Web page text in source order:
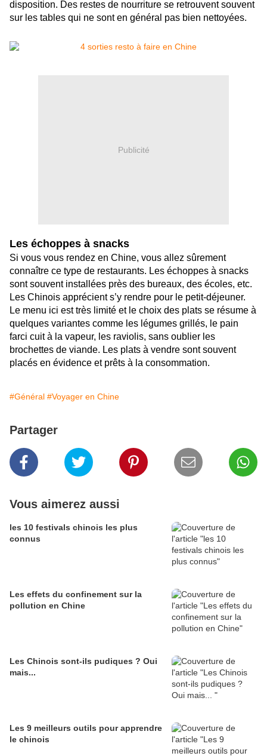
disposition. Des restes de nourriture se retrouvent souvent
sur les tables qui ne sont en général pas bien nettoyées.
Publicité
Les échoppes à snacks
Si vous vous rendez en Chine, vous allez sûrement
connaître ce type de restaurants. Les échoppes à snacks
sont souvent installées près des bureaux, des écoles, etc.
Les Chinois apprécient s’y rendre pour le petit-déjeuner.
Le menu ici est très limité et le choix des plats se résume à
quelques variantes comme les légumes grillés, le pain
farci cuit à la vapeur, les raviolis, sans oublier les
brochettes de viande. Les plats à vendre sont souvent
placés en évidence et prêts à la consommation.
#Général #Voyager en Chine
Partager
Vous aimerez aussi
les 10 festivals chinois les plus
connus
Les effets du confinement sur la
pollution en Chine
Les Chinois sont-ils pudiques ? Oui
mais...
Les 9 meilleurs outils pour apprendre
le chinois